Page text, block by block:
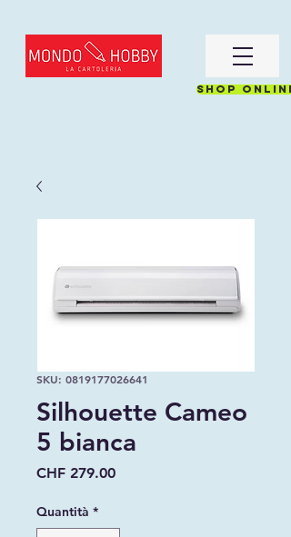
Shop online
SKU: 0819177026641
Silhouette Cameo
5 bianca
CHF 279.00Prezzo
Quantità *